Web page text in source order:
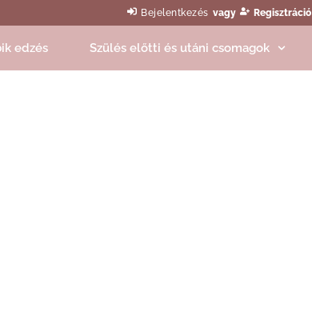
Bejelentkezés vagy Regisztráció
edzés Szülés előtti és utáni csomagok